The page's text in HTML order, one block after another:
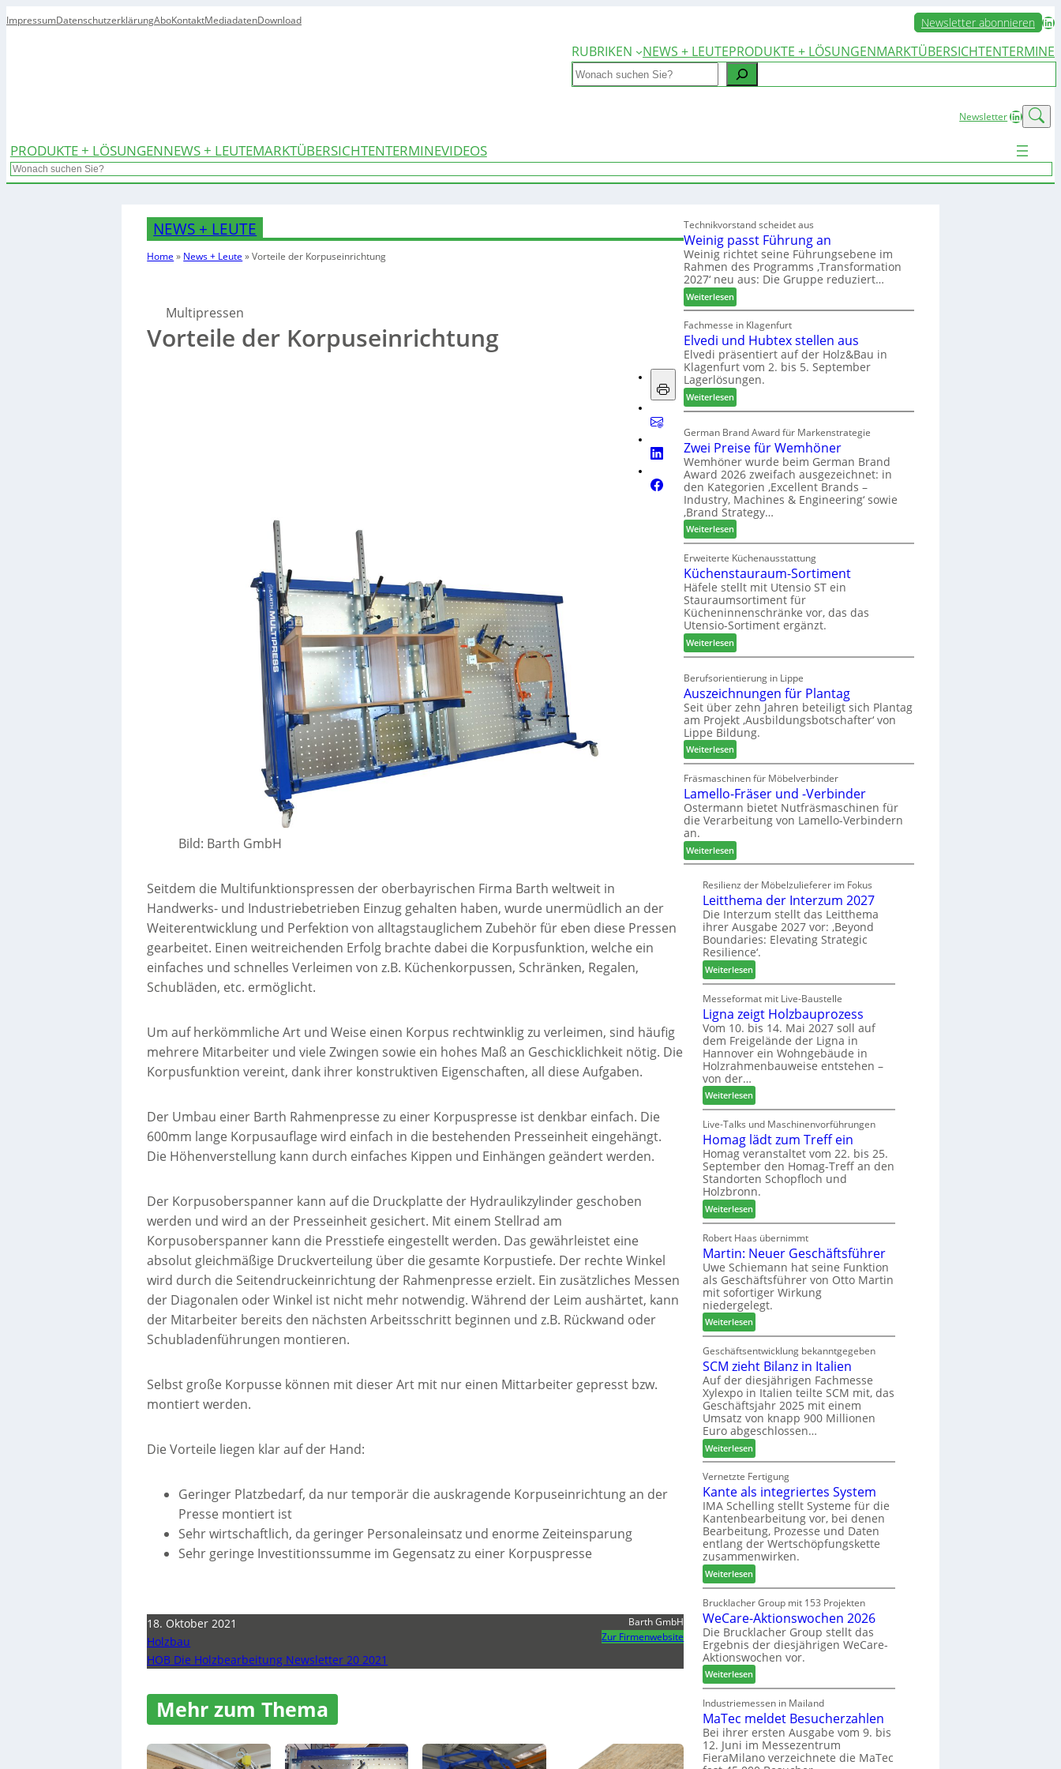
ImpressumDatenschutzerklärungAboKontaktMediadatenDownload Newsletter abonnieren LinkedIn
RUBRIKEN
NEWS + LEUTEPRODUKTE + LÖSUNGENMARKTÜBERSICHTENTERMINE
Search
NewsletterLinkedIn
PRODUKTE + LÖSUNGENNEWS + LEUTEMARKTÜBERSICHTENTERMINEVIDEOS
Search
NEWS + LEUTE
Home » News + Leute »Vorteile der Korpuseinrichtung
Multipressen
Vorteile der Korpuseinrichtung
Bild: Barth GmbH
Seitdem die Multifunktionspressen der oberbayrischen Firma Barth weltweit in
Handwerks- und Industriebetrieben Einzug gehalten haben, wurde unermüdlich an der
Weiterentwicklung und Perfektion von alltagstauglichem Zubehör für eben diese Pressen
gearbeitet. Einen weitreichenden Erfolg brachte dabei die Korpusfunktion, welche ein
einfaches und schnelles Verleimen von z.B. Küchenkorpussen, Schränken, Regalen,
Schubläden, etc. ermöglicht.
Um auf herkömmliche Art und Weise einen Korpus rechtwinklig zu verleimen, sind häufig
mehrere Mitarbeiter und viele Zwingen sowie ein hohes Maß an Geschicklichkeit nötig. Die
Korpusfunktion vereint, dank ihrer konstruktiven Eigenschaften, all diese Aufgaben.
Der Umbau einer Barth Rahmenpresse zu einer Korpuspresse ist denkbar einfach. Die
600mm lange Korpusauflage wird einfach in die bestehenden Presseinheit eingehängt.
Die Höhenverstellung kann durch einfaches Kippen und Einhängen geändert werden.
Der Korpusoberspanner kann auf die Druckplatte der Hydraulikzylinder geschoben
werden und wird an der Presseinheit gesichert. Mit einem Stellrad am
Korpusoberspanner kann die Presstiefe eingestellt werden. Das gewährleistet eine
absolut gleichmäßige Druckverteilung über die gesamte Korpustiefe. Der rechte Winkel
wird durch die Seitendruckeinrichtung der Rahmenpresse erzielt. Ein zusätzliches Messen
der Diagonalen oder Winkel ist nicht mehr notwendig. Während der Leim aushärtet, kann
der Mitarbeiter bereits den nächsten Arbeitsschritt beginnen und z.B. Rückwand oder
Schubladenführungen montieren.
Selbst große Korpusse können mit dieser Art mit nur einen Mittarbeiter gepresst bzw.
montiert werden.
Die Vorteile liegen klar auf der Hand:
Geringer Platzbedarf, da nur temporär die auskragende Korpuseinrichtung an der
Presse montiert ist
Sehr wirtschaftlich, da geringer Personaleinsatz und enorme Zeiteinsparung
Sehr geringe Investitionssumme im Gegensatz zu einer Korpuspresse
18. Oktober 2021
Holzbau
HOB Die Holzbearbeitung Newsletter 20 2021
Barth GmbH
Zur Firmenwebsite
Mehr zum Thema
Technikvorstand scheidet aus
Weinig passt Führung an
Weinig richtet seine Führungsebene im
Rahmen des Programms ‚Transformation
2027‘ neu aus: Die Gruppe reduziert…
Weiterlesen:
W
e
i
n
i
g
a
s
t
F
ü
h
r
u
n
a
n
Fachmesse in Klagenfurt
Elvedi und Hubtex stellen aus
Elvedi präsentiert auf der Holz&Bau in
Klagenfurt vom 2. bis 5. September
Lagerlösungen.
Weiterlesen:
E
v
e
d
i
u
n
d
H
u
t
e
x
s
t
e
l
e
n
a
u
s
German Brand Award für Markenstrategie
Zwei Preise für Wemhöner
Wemhöner wurde beim German Brand
Award 2026 zweifach ausgezeichnet: in
den Kategorien ‚Excellent Brands –
Industry, Machines & Engineering‘ sowie
‚Brand Strategy…
Weiterlesen:
Z
w
e
i
P
r
e
i
s
f
ü
r
W
e
m
ö
n
e
r
Erweiterte Küchenausstattung
Küchenstauraum-Sortiment
Häfele stellt mit Utensio ST ein
Stauraumsortiment für
Kücheninnenschränke vor, das das
Utensio-Sortiment ergänzt.
Weiterlesen:
K
c
h
e
n
s
t
u
r
a
u
m
-
o
r
t
i
m
e
n
t
Berufsorientierung in Lippe
Auszeichnungen für Plantag
Seit über zehn Jahren beteiligt sich Plantag
am Projekt ‚Ausbildungsbotschafter‘ von
Lippe Bildung.
Weiterlesen:
A
u
s
z
e
h
u
n
g
e
n
f
ü
P
a
n
t
a
g
Fräsmaschinen für Möbelverbinder
Lamello-Fräser und -Verbinder
Ostermann bietet Nutfräsmaschinen für
die Verarbeitung von Lamello-Verbindern
an.
Weiterlesen:
L
m
e
l
l
o
-
F
ä
s
e
r
u
n
d
-
V
r
b
i
n
d
e
r
Resilienz der Möbelzulieferer im Fokus
Leitthema der Interzum 2027
Die Interzum stellt das Leitthema
ihrer Ausgabe 2027 vor: ‚Beyond
Boundaries: Elevating Strategic
Resilience‘.
Weiterlesen:
L
e
i
t
t
h
e
a
d
e
r
I
n
t
e
r
z
u
m
2
0
2
7
Messeformat mit Live-Baustelle
Ligna zeigt Holzbauprozess
Vom 10. bis 14. Mai 2027 soll auf
dem Freigelände der Ligna in
Hannover ein Wohngebäude in
Holzrahmenbauweise entstehen –
von der…
Weiterlesen:
L
i
g
n
a
z
e
i
g
t
H
o
l
z
b
a
u
p
r
o
z
e
s
s
Live-Talks und Maschinenvorführungen
Homag lädt zum Treff ein
Homag veranstaltet vom 22. bis 25.
September den Homag-Treff an den
Standorten Schopfloch und
Holzbronn.
Weiterlesen:
H
o
m
a
g
l
ä
d
t
z
u
m
T
r
e
f
f
e
i
n
Robert Haas übernimmt
Martin: Neuer Geschäftsführer
Uwe Schiemann hat seine Funktion
als Geschäftsführer von Otto Martin
mit sofortiger Wirkung
niedergelegt.
Weiterlesen:
M
a
r
t
i
n
:
N
e
u
e
r
G
e
s
c
h
ä
f
t
s
f
ü
h
r
e
r
Geschäftsentwicklung bekanntgegeben
SCM zieht Bilanz in Italien
Auf der diesjährigen Fachmesse
Xylexpo in Italien teilte SCM mit, das
Geschäftsjahr 2025 mit einem
Umsatz von knapp 900 Millionen
Euro abgeschlossen…
Weiterlesen:
S
C
M
z
i
e
h
t
B
i
l
a
n
z
i
n
I
t
a
l
i
e
Vernetzte Fertigung
Kante als integriertes System
IMA Schelling stellt Systeme für die
Kantenbearbeitung vor, bei denen
Bearbeitung, Prozesse und Daten
entlang der Wertschöpfungskette
zusammenwirken.
Weiterlesen:
K
a
n
t
e
a
s
i
n
t
e
g
Brucklacher Group mit 153 Projekten
WeCare-Aktionswochen 2026
Die Brucklacher Group stellt das
Ergebnis der diesjährigen WeCare-
Aktionswochen vor.
Weiterlesen:
W
e
C
a
r
e
Industriemessen in Mailand
MaTec meldet Besucherzahlen
Bei ihrer ersten Ausgabe vom 9. bis
12. Juni im Messezentrum
FieraMilano verzeichnete die MaTec